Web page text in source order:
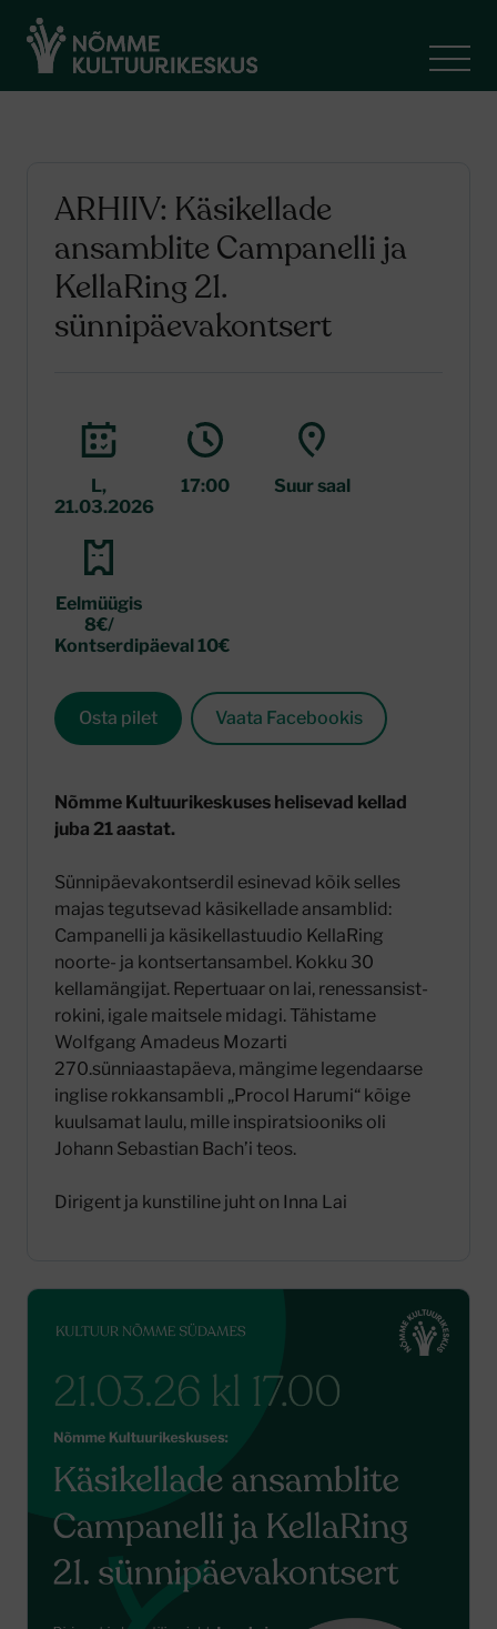
ARHIIV: Käsikellade
ansamblite Campanelli ja
KellaRing 21.
sünnipäevakontsert
L,
21.03.2026
17:00 Suur saal
Eelmüügis
8€/
Kontserdipäeval 10€
Osta pilet Vaata Facebookis
Nõmme Kultuurikeskuses helisevad kellad
juba 21 aastat.
Sünnipäevakontserdil esinevad kõik selles
majas tegutsevad käsikellade ansamblid:
Campanelli ja käsikellastuudio KellaRing
noorte- ja kontsertansambel. Kokku 30
kellamängijat. Repertuaar on lai, renessansist-
rokini, igale maitsele midagi. Tähistame
Wolfgang Amadeus Mozarti
270.sünniaastapäeva, mängime legendaarse
inglise rokkansambli „Procol Harumi“ kõige
kuulsamat laulu, mille inspiratsiooniks oli
Johann Sebastian Bach’i teos.
Dirigent ja kunstiline juht on Inna Lai